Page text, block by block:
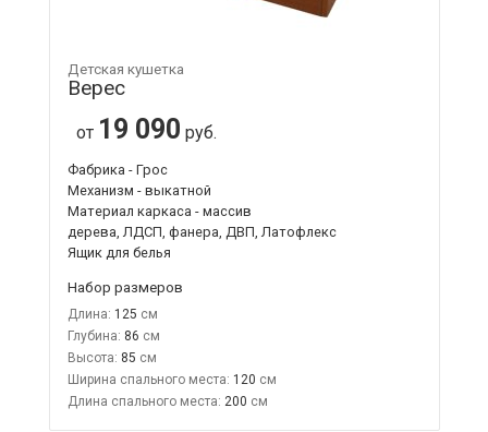
Детская кушетка
Верес
от 19 090 руб.
Фабрика - Грос
Механизм - выкатной
Материал каркаса - массив
дерева, ЛДСП, фанера, ДВП, Латофлекс
Ящик для белья
Набор размеров
Длина: 125
Глубина: 86
Высота: 85
Ширина спального места: 120
Длина спального места: 200